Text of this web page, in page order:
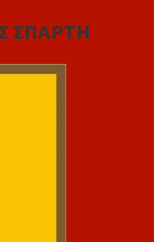
ΣΠΑΡΤΗ